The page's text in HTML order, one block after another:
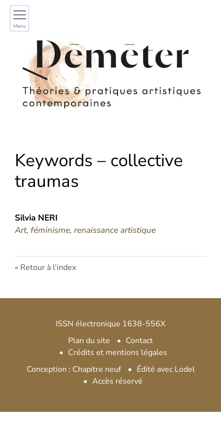
Menu
Keywords – collective
traumas
Silvia NERI
Art, féminisme, renaissance artistique
Retour à l’index
ISSN électronique 1638-556X
Plan du site
Contact
Crédits et mentions légales
Conception : Chapitre neuf
Édité avec Lodel
Accès réservé